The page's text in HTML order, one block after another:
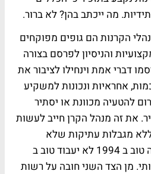
מה ייכתב בהן? לא ברור.
הקרנות הם גופים מפוקחים
והניסיון לפרסם בצורה
דברי אמת וינחילו לציבור את
אחראיות ונכונות למשקיע
להטעיה מכוונת או יסתיר
את זה מנהל הקרן חייב לעשות
מגבלות עתיקות שלא
מותאמות להיום. מה שהיה טוב ב 1994 לא יעבוד טוב ב
מהותי. מן הצד השני חובה על רשות